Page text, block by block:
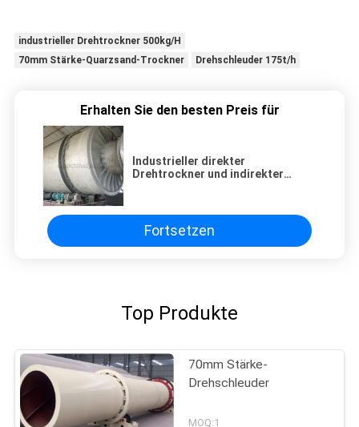
industrieller Drehtrockner 500kg/H
70mm Stärke-Quarzsand-Trockner
Drehschleuder 175t/h
Erhalten Sie den besten Preis für
Industrieller direkter
Drehtrockner und indirekter
Fortsetzen
Top Produkte
70mm Stärke-
Drehschleuder
MOQ:1